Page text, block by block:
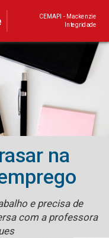
CEMAPI - Mackenzie
Integridade
na
e precisa de
com a professora